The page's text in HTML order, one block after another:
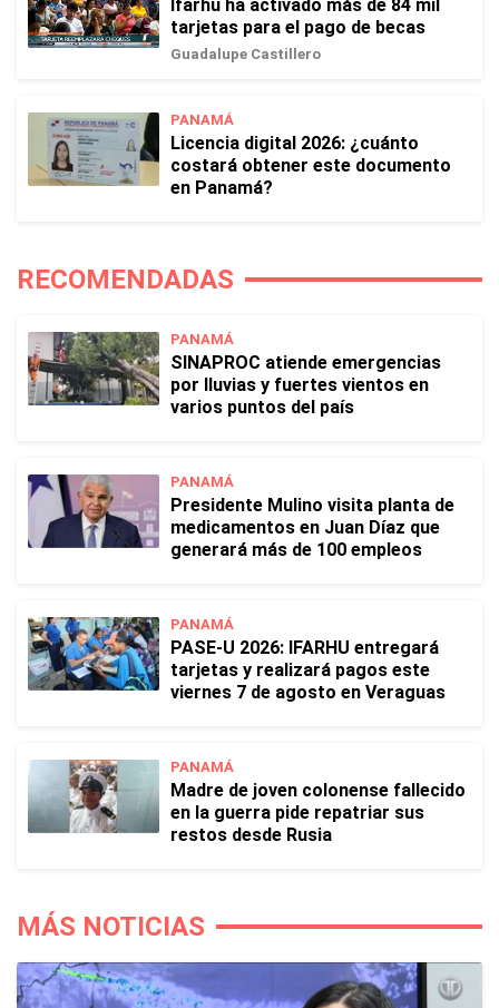
Ifarhu ha activado más de 84 mil
tarjetas para el pago de becas
Guadalupe Castillero
PANAMÁ
Licencia digital 2026: ¿cuánto
costará obtener este documento
en Panamá?
RECOMENDADAS
PANAMÁ
SINAPROC atiende emergencias
por lluvias y fuertes vientos en
varios puntos del país
PANAMÁ
Presidente Mulino visita planta de
medicamentos en Juan Díaz que
generará más de 100 empleos
PANAMÁ
PASE-U 2026: IFARHU entregará
tarjetas y realizará pagos este
viernes 7 de agosto en Veraguas
PANAMÁ
Madre de joven colonense fallecido
en la guerra pide repatriar sus
restos desde Rusia
MÁS NOTICIAS